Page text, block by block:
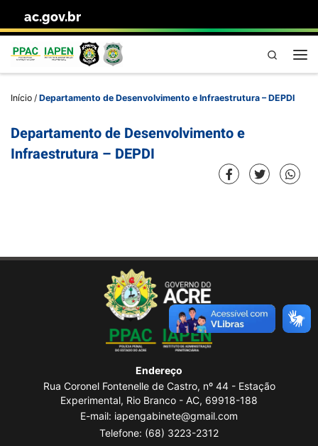
Skip to content
ac.gov.br
Pesquisa
Início / Departamento de Desenvolvimento e Infraestrutura – DEPDI
Departamento de Desenvolvimento e
Infraestrutura – DEPDI
Endereço
Rua Coronel Fontenelle de Castro, nº 44 - Estação
Experimental, Rio Branco - AC, 69918-188
E-mail: iapengabinete@gmail.com
Telefone: (68) 3223-2312